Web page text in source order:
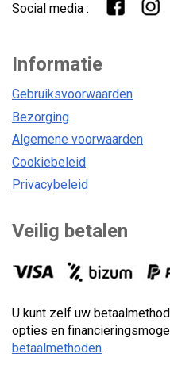
Social media :
Informatie
Gebruiksvoorwaarden
Bezorging
Algemene voorwaarden
Cookiebeleid
Privacybeleid
Veilig betalen
U kunt zelf uw
opties en
betaalmethoden.